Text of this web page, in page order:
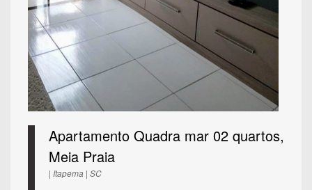
Apartamento Quadra mar 02 quartos,
Meia Praia
| Itapema | SC